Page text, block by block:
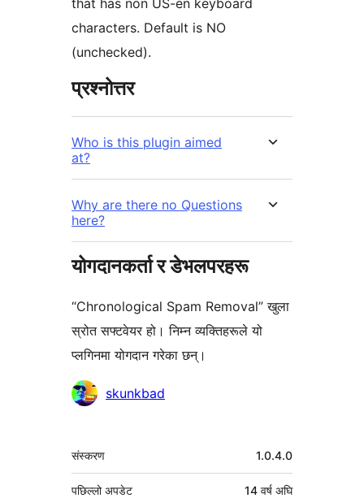
that has non US-en keyboard
characters. Default is NO
(unchecked).
प्रश्नोत्तर
Who is this plugin aimed
at?
Why are there no Questions
here?
योगदानकर्ता र डेभलपरहरू
“Chronological Spam Removal” खुला
स्रोत सफ्टवेयर हो। निम्न व्यक्तिहरूले यो
प्लगिनमा योगदान गरेका छन्।
योगदानकर्ताहरू
skunkbad
मेटा
संस्करण 1.0.4.0
पछिल्लो अपडेट 14 वर्ष अघि